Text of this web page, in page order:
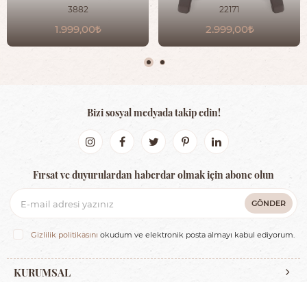
3882
1.999,00
22171
2.999,00
KURUMSAL
Bizi sosyal medyada takip edin!
Fırsat ve duyurulardan haberdar olmak için abone olun
GÖNDER
Gizlilik politikasını okudum ve elektronik posta almayı kabul ediyorum.